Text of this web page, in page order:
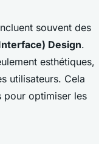
souvent des
Design.
esthétiques,
utilisateurs. Cela
pour optimiser les